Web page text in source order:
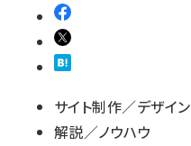
サイト制作／デザイン
解説／ノウハウ